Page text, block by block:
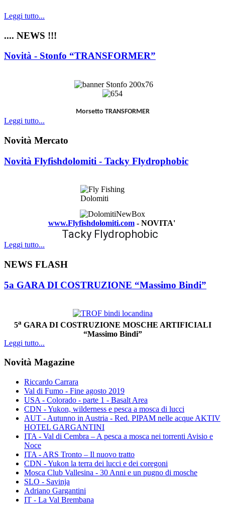
Leggi tutto...
.... NEWS !!!
Novità - Stonfo “TRANSFORMER”
Morsetto TRANSFORMER
Leggi tutto...
Novità Mercato
Novità Flyfishdolomiti - Tacky Flydrophobic
www.Flyfishdolomiti.com- NOVITA'
Tacky Flydrophobic
Leggi tutto...
NEWS FLASH
5a GARA DI COSTRUZIONE “Massimo Bindi”
5aGARA DI COSTRUZIONE MOSCHE ARTIFICIALI
“Massimo Bindi”
Leggi tutto...
Novità Magazine
Riccardo Carrara
Val di Fumo - Fine agosto 2019
USA - Colorado - parte 1 - Basalt Area
CDN - Yukon, wilderness e pesca a mosca di lucci
AUT - Autunno in Austria - Red. PIPAM nelle acque AKTIV
HOTEL GARGANTINI
ITA - Val di Cembra – A pesca a mosca nei torrenti Avisio e
Noce
ITA - ARS Tronto – Il nuovo tratto
CDN - Yukon la terra dei lucci e dei coregoni
Mosca Club Vallesina - 30 Anni e un pugno di mosche
SLO - Savinja
Adriano Gargantini
IT - La Val Brembana